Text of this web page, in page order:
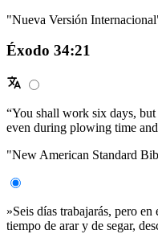
"Nueva Versión
Éxodo 34:21
“You shall work six days,
even during plowing time
"New American Standard
»Seis días trabajarás, pero
tiempo de arar y de segar,